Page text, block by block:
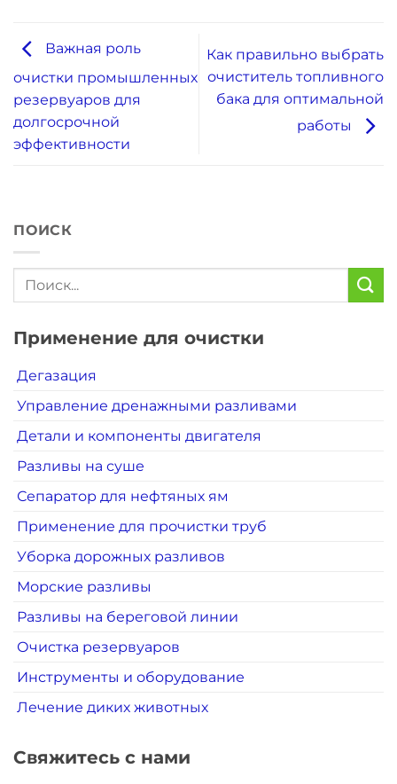
Важная роль
очистки промышленных
резервуаров для
долгосрочной
эффективности
Как правильно выбрать
очиститель топливного
бака для оптимальной
работы
ПОИСК
Применение для очистки
Дегазация
Управление дренажными разливами
Детали и компоненты двигателя
Разливы на суше
Сепаратор для нефтяных ям
Применение для прочистки труб
Уборка дорожных разливов
Морские разливы
Разливы на береговой линии
Очистка резервуаров
Инструменты и оборудование
Лечение диких животных
Свяжитесь с нами